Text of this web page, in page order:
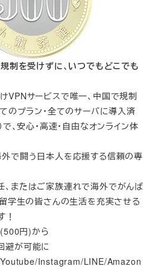
制を受けずに、いつでもどこでも
VPNサービスで唯一、中国で規制
のプラン・全てのサーバに導入済
で、安心・高速・自由なオンライン体
外で闘う日本人を応援する信頼の専
、またはご家族連れで海外でがんば
学生の皆さんの生活を充実させる
！
円)から
避が可能に
Instagram/LINE/Amazon